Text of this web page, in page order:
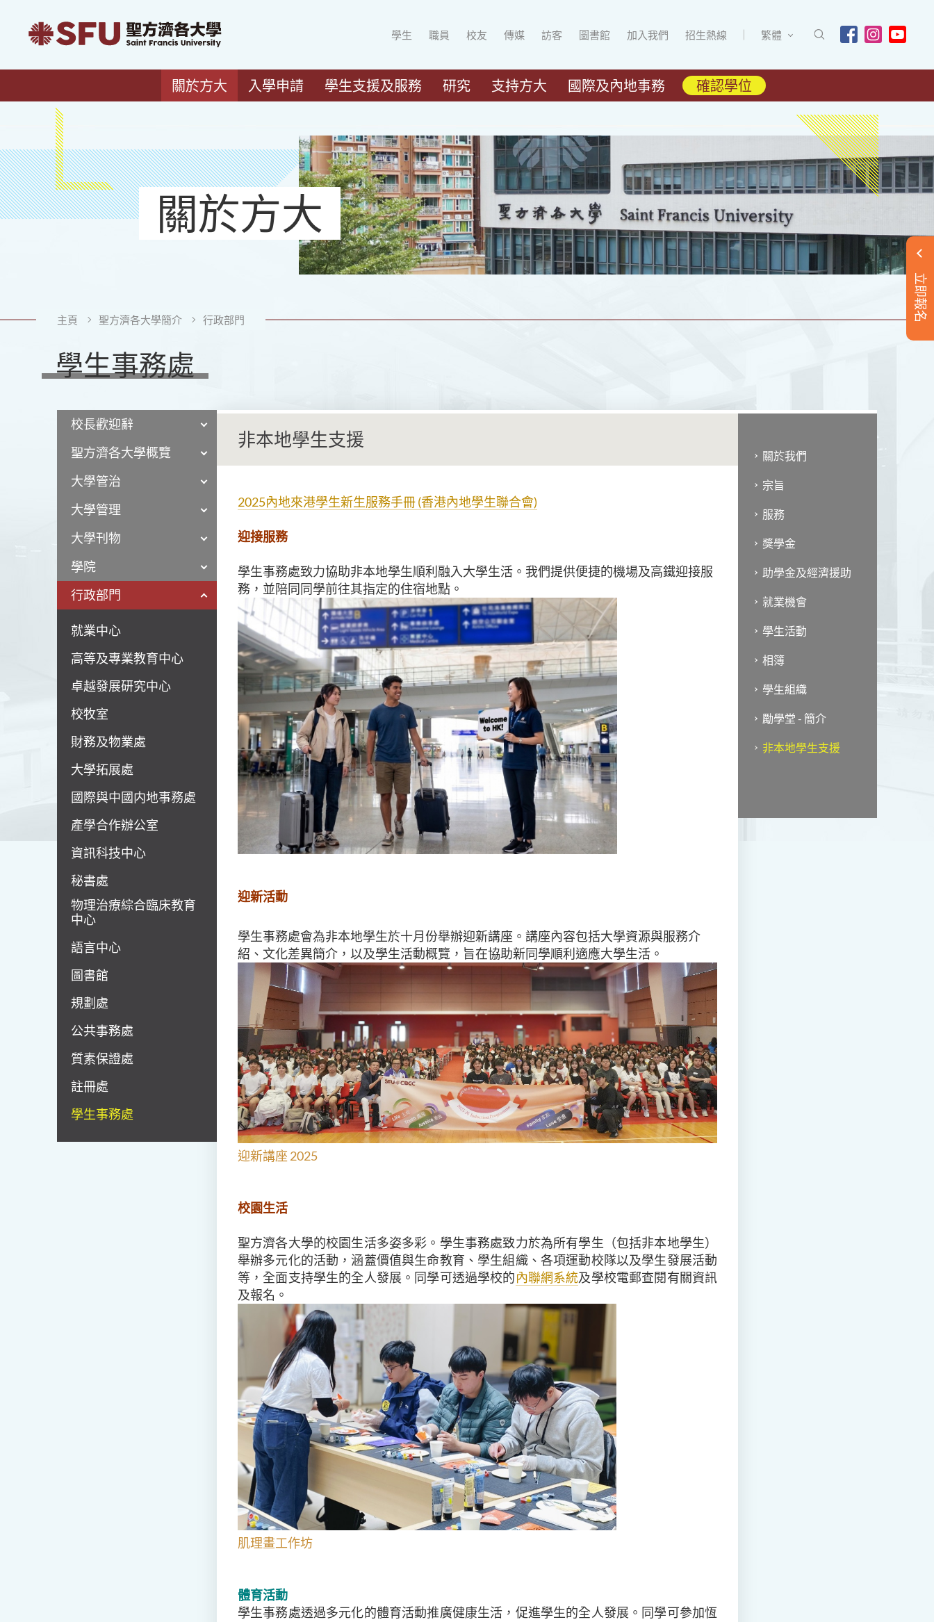
學生 職員 校友 傳媒 訪客 圖書館 加入我們 招生熱線 繁體
關於方大 入學申請 學生支援及服務 研究 支持方大 國際及內地事務 確認學位
立即報名
關於方大
主頁 聖方濟各大學簡介 行政部門
學生事務處
校長歡迎辭
聖方濟各大學概覽
大學管治
大學管理
大學刊物
學院
行政部門
就業中心
高等及專業教育中心
卓越發展研究中心
校牧室
財務及物業處
大學拓展處
國際與中國内地事務處
產學合作辦公室
資訊科技中心
秘書處
物理治療綜合臨床教育
中心
語言中心
圖書館
規劃處
公共事務處
質素保證處
註冊處
學生事務處
非本地學生支援
2025內地來港學生新生服務手冊 (香港內地學生聯合會)
迎接服務
學生事務處致力協助非本地學生順利融入大學生活。我們提供便捷的機場及高鐵迎接服
務，並陪同同學前往其指定的住宿地點。
迎新活動
學生事務處會為非本地學生於十月份舉辦迎新講座。講座內容包括大學資源與服務介
紹、文化差異簡介，以及學生活動概覽，旨在協助新同學順利適應大學生活。
迎新講座 2025
校園生活
聖方濟各大學的校園生活多姿多彩。學生事務處致力於為所有學生（包括非本地學生）
舉辦多元化的活動，涵蓋價值與生命教育、學生組織、各項運動校隊以及學生發展活動
等，全面支持學生的全人發展。同學可透過學校的內聯網系統及學校電郵查閱有關資訊
及報名。
肌理畫工作坊
體育活動
學生事務處透過多元化的體育活動推廣健康生活，促進學生的全人發展。同學可參加恆
關於我們
宗旨
服務
獎學金
助學金及經濟援助
就業機會
學生活動
相簿
學生組織
勵學堂 - 簡介
非本地學生支援